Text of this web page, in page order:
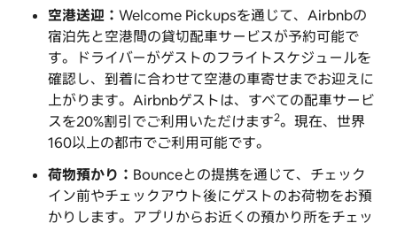
空港送迎： Welcome Pickupsを通じて、Airbnbの
宿泊先と空港間の貸切配車サービスが予約可能で
す。ドライバーがゲストのフライトスケジュールを
確認し、到着に合わせて空港の車寄せまでお迎えに
上がります。Airbnbゲストは、すべての配車サービ
スを20%割引でご利用いただけます2。現在、世界
160以上の都市でご利用可能です。
荷物預かり： Bounceとの提携を通じて、チェック
イン前やチェックアウト後にゲストのお荷物をお預
かりします。アプリからお近くの預かり所をチェッ